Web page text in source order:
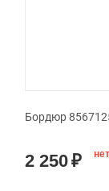
Бордюр
2 250₽